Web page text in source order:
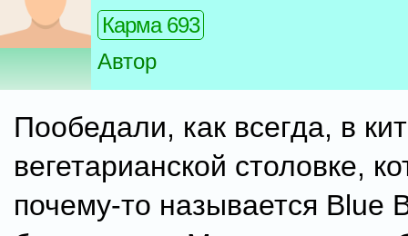
Карма 693
Автор
Пообедали, как всегда, в
вегетарианской столовке,
почему-то называется Blue